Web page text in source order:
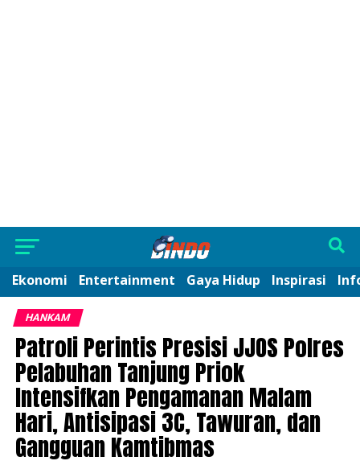
Ekonomi Entertainment Gaya Hidup Inspirasi
HANKAM
Patroli Perintis Presisi JJOS Polres
Pelabuhan Tanjung Priok
Intensifkan Pengamanan Malam
Hari, Antisipasi 3C, Tawuran, dan
Gangguan Kamtibmas